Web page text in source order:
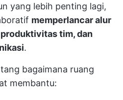
yang lebih penting lagi,
memperlancar alur
tim, dan
.
bagaimana ruang
membantu: